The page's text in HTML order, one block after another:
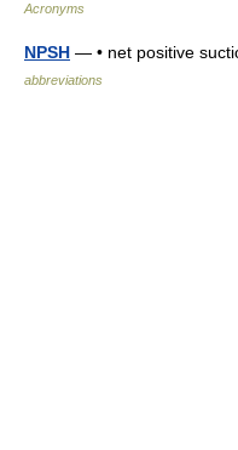
Acronyms
NPSH — • net positive
abbreviations